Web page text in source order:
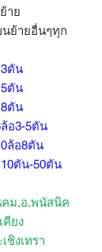
าย
นย้ายอื่นๆทุก
3ตัน
5ตัน
8ตัน
อ3-5ตัน
ล้อ8ตัน
ตัน-50ตัน
ม,อ.พนัสนิค
คียง
ชิงเทรา